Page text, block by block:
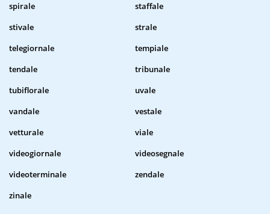
spirale
staffale
stivale
strale
telegiornale
tempiale
tendale
tribunale
tubiflorale
uvale
vandale
vestale
vetturale
viale
videogiornale
videosegnale
videoterminale
zendale
zinale